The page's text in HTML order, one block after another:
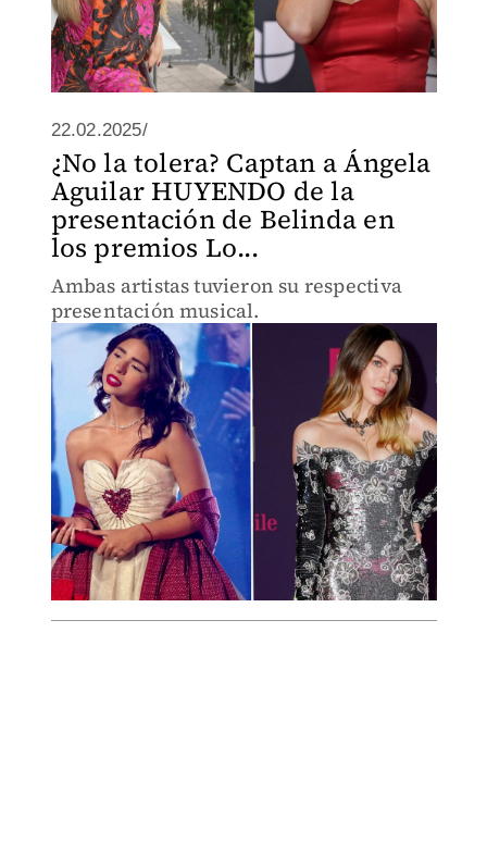
22.02.2025/
¿No la tolera? Captan a Ángela
Aguilar HUYENDO de la
presentación de Belinda en
los premios Lo...
Ambas artistas tuvieron su respectiva
presentación musical.